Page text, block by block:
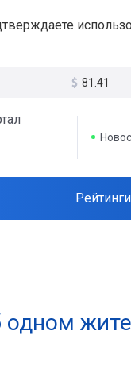
81.41
одном